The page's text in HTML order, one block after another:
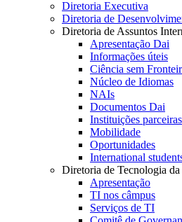
Diretoria Executiva
Diretoria de
Diretoria de Assuntos
Apresentação Dai
Informações úteis
Ciência sem
Núcleo de Idiomas
NAIs
Documentos Dai
Instituições parceiras
Mobilidade
Oportunidades
International
Diretoria de Tecnologia
Apresentação
TI nos câmpus
Serviços de TI